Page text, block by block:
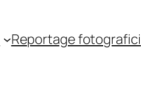
Reportage fotografici